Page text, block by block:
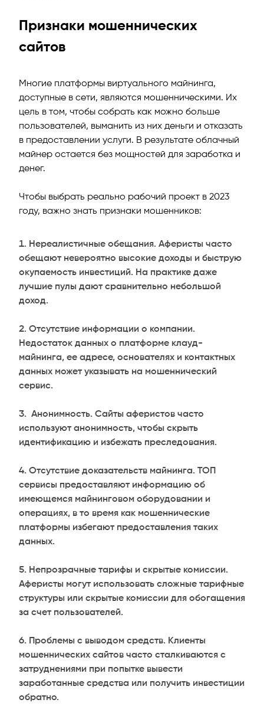
Признаки мошеннических
сайтов
Многие платформы виртуального майнинга,
доступные в сети, являются мошенническими. Их
цель в том, чтобы собрать как можно больше
пользователей, выманить из них деньги и отказать
в предоставлении услуги. В результате облачный
майнер остается без мощностей для заработка и
денег.
Чтобы выбрать реально рабочий проект в 2023
году, важно знать признаки мошенников:
Нереалистичные обещания. Аферисты часто
обещают невероятно высокие доходы и быструю
окупаемость инвестиций. На практике даже
лучшие пулы дают сравнительно небольшой
доход.
Отсутствие информации о компании.
Недостаток данных о платформе клауд-
майнинга, ее адресе, основателях и контактных
данных может указывать на мошеннический
сервис.
Анонимность. Сайты аферистов часто
используют анонимность, чтобы скрыть
идентификацию и избежать преследования.
Отсутствие доказательств майнинга. ТОП
сервисы предоставляют информацию об
имеющемся майнинговом оборудовании и
операциях, в то время как мошеннические
платформы избегают предоставления таких
данных.
Непрозрачные тарифы и скрытые комиссии.
Аферисты могут использовать сложные тарифные
структуры или скрытые комиссии для обогащения
за счет пользователей.
Проблемы с выводом средств. Клиенты
мошеннических сайтов часто сталкиваются с
затруднениями при попытке вывести
заработанные средства или получить инвестиции
обратно.